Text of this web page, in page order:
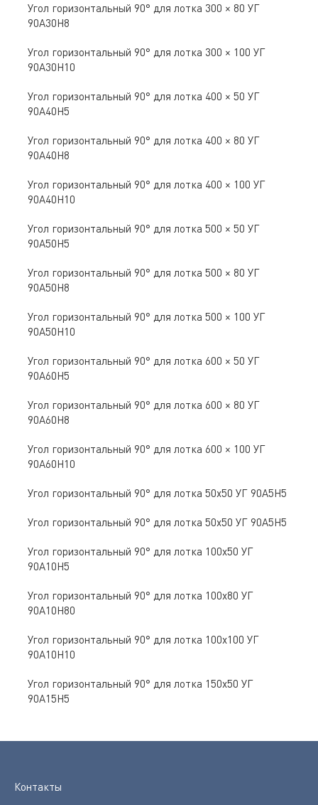
Угол горизонтальный 90° для лотка 300 × 80 УГ
90А30Н8
Угол горизонтальный 90° для лотка 300 × 100 УГ
90А30Н10
Угол горизонтальный 90° для лотка 400 × 50 УГ
90А40Н5
Угол горизонтальный 90° для лотка 400 × 80 УГ
90А40Н8
Угол горизонтальный 90° для лотка 400 × 100 УГ
90А40Н10
Угол горизонтальный 90° для лотка 500 × 50 УГ
90А50Н5
Угол горизонтальный 90° для лотка 500 × 80 УГ
90А50Н8
Угол горизонтальный 90° для лотка 500 × 100 УГ
90А50Н10
Угол горизонтальный 90° для лотка 600 × 50 УГ
90А60Н5
Угол горизонтальный 90° для лотка 600 × 80 УГ
90А60Н8
Угол горизонтальный 90° для лотка 600 × 100 УГ
90А60Н10
Угол горизонтальный 90° для лотка 50х50 УГ 90А5Н5
Угол горизонтальный 90° для лотка 50х50 УГ 90А5Н5
Угол горизонтальный 90° для лотка 100х50 УГ
90А10Н5
Угол горизонтальный 90° для лотка 100х80 УГ
90А10Н80
Угол горизонтальный 90° для лотка 100х100 УГ
90А10Н10
Угол горизонтальный 90° для лотка 150х50 УГ
90А15Н5
Контакты